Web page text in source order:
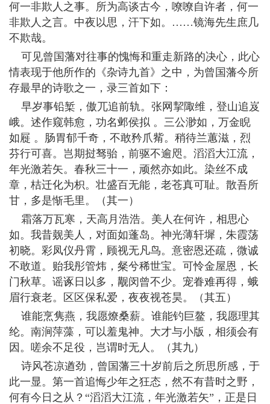
何一非欺人之事。所为高谈古今，嘹嘹自许者，何一
非欺人之言。中夜以思，汗下如。……镜海先生庶几
不欺哉。
可见曾国藩对往事的愧悔和重走新路的决心，此心
情表现于他所作的《杂诗九首》之中，为曾国藩今所
存最早的诗歌之一，录三首如下：
早岁事铅椠，傲兀追前轨。张网挈陬维，登山追岌
峨。述作窥韩愈，功名邺侯拟 。三公渺如，万金睨
如屣 。肠胃郁千奇，不敢矜爪觜。稍待兰蕙滋，烈
芬行可喜。岂期挝驽骀，前驱不逾咫。滔滔大江流，
年光激若矢。春秋三十一，顽然亦如此。染丝不成
章，桔迁化为枳。壮盛百无能，老苍真可耻。散吾所
甘，多是惭毛里。（其一）
霜落万瓦寒，天高月浩浩。美人在何许，相思心
如。我昔觌美人，对面如蓬岛。神光薄轩墀，朱霞荡
初晓。彩凤仪丹霄，顾视无凡鸟。意密恩还疏，微诚
不敢道。贻我彤管炜，粲兮稀世宝。可怜金屋恩，长
门秋草。谣诼日以多，觏闵曾不少。宠眷难再得，蛾
眉行衰老。区区保私爱，夜夜视苍昊。（其五）
谁能烹隽燕，我愿燎桑薪。谁能钓巨鳌，我愿理其
纶。南涧萍藻，可以羞鬼神。大才与小版，相须会有
因。嗟余不足役，岂谓时无人。（其九）
诗风苍凉遒劲，曾国藩三十岁前后之所思所感，于
此一显。第一首追悔少年之狂态，然不有昔时之野，
何有今日之从？“滔滔大江流，年光激若矢”，正是日